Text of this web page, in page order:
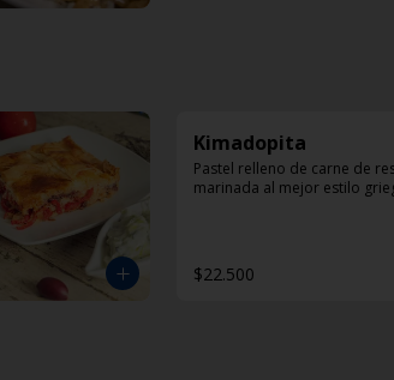
Kimadopita
Pastel relleno de carne de
marinada al mejor estilo
$22.500